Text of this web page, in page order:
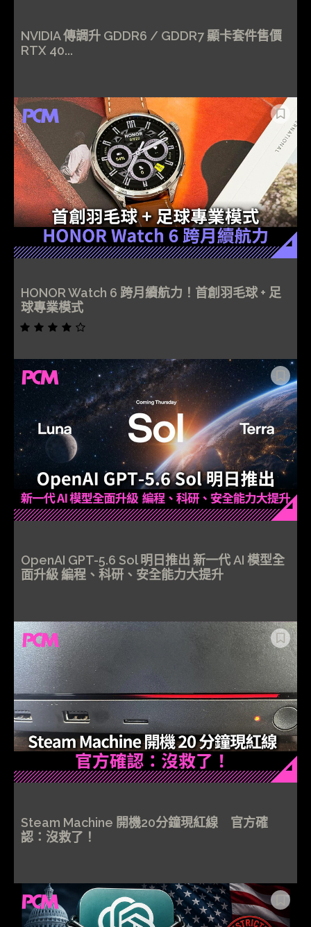
NVIDIA 傳調升 GDDR6 / GDDR7 顯卡套件售價
RTX 40...
HONOR Watch 6 跨月續航力！首創羽毛球 + 足
球專業模式
OpenAI GPT-5.6 Sol 明日推出 新一代 AI 模型全
面升級 編程、科研、安全能力大提升
Steam Machine 開機20分鐘現紅線 官方確
認：沒救了！